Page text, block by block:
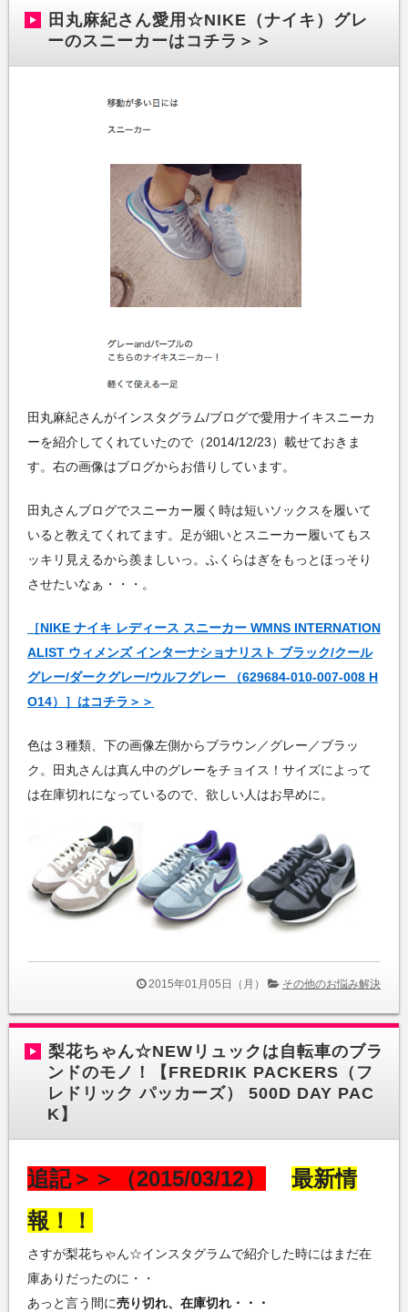
田丸麻紀さん愛用☆NIKE（ナイキ）グレ
ーのスニーカーはコチラ＞＞
田丸麻紀さんがインスタグラム/ブログで愛用ナイキスニーカ
ーを紹介してくれていたので（2014/12/23）載せておきま
す。右の画像はブログからお借りしています。
田丸さんブログでスニーカー履く時は短いソックスを履いて
いると教えてくれてます。足が細いとスニーカー履いてもス
ッキリ見えるから羨ましいっ。ふくらはぎをもっとほっそり
させたいなぁ・・・。
［NIKE ナイキ レディース スニーカー WMNS INTERNATION
ALIST ウィメンズ インターナショナリスト ブラック/クール
グレー/ダークグレー/ウルフグレー （629684-010-007-008 H
O14）］はコチラ＞＞
色は３種類、下の画像左側からブラウン／グレー／ブラッ
ク。田丸さんは真ん中のグレーをチョイス！サイズによって
は在庫切れになっているので、欲しい人はお早めに。
2015年01月05日（月） その他のお悩み解決
梨花ちゃん☆NEWリュックは自転車のブラ
ンドのモノ！【FREDRIK PACKERS（フ
レドリック パッカーズ） 500D DAY PAC
K】
追記＞＞（2015/03/12）
最新情
報！！
さすが梨花ちゃん☆インスタグラムで紹介した時にはまだ在
庫ありだったのに・・
あっと言う間に売り切れ、在庫切れ・・・